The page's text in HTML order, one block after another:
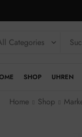
SHOP UHREN
Home Shop